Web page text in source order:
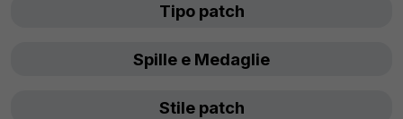
Tipo patch
Spille e Medaglie
Stile patch